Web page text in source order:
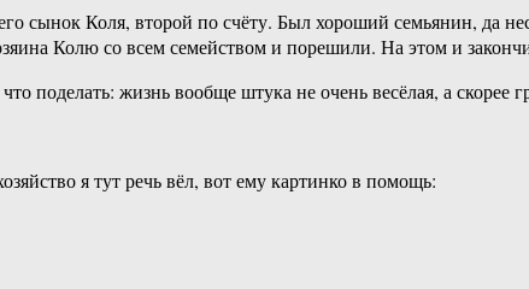
сынок Коля, второй по счёту. Был хороший семьянин, да
Колю со всем семейством и порешили. На этом и
поделать: жизнь вообще штука не очень весёлая, а скорее
я тут речь вёл, вот ему картинко в помощь: